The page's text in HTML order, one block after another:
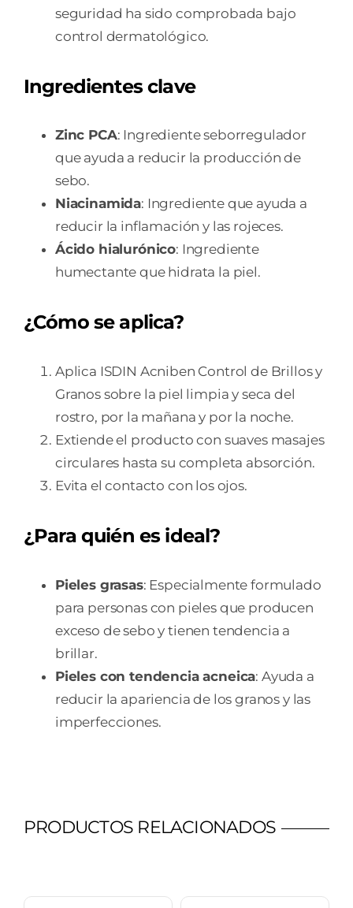
seguridad ha sido comprobada bajo
control dermatológico.
Ingredientes clave
Zinc PCA: Ingrediente seborregulador
que ayuda a reducir la producción de
sebo.
Niacinamida: Ingrediente que ayuda a
reducir la inflamación y las rojeces.
Ácido hialurónico: Ingrediente
humectante que hidrata la piel.
¿Cómo se aplica?
Aplica ISDIN Acniben Control de Brillos y
Granos sobre la piel limpia y seca del
rostro, por la mañana y por la noche.
Extiende el producto con suaves masajes
circulares hasta su completa absorción.
Evita el contacto con los ojos.
¿Para quién es ideal?
Pieles grasas: Especialmente formulado
para personas con pieles que producen
exceso de sebo y tienen tendencia a
brillar.
Pieles con tendencia acneica: Ayuda a
reducir la apariencia de los granos y las
imperfecciones.
PRODUCTOS RELACIONADOS